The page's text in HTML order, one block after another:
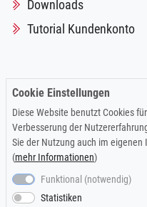
Downloads
Tutorial Kundenkonto
Impressum |
Cookie Einstellungen
Diese Website benutzt Cookies
Verbesserung der
Sie der Nutzung auch im eigenen
(mehr Informationen)
Funktional (notwendig)
Statistiken